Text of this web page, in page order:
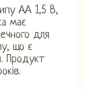
АА 1,5 В,
має
для
що є
Продукт